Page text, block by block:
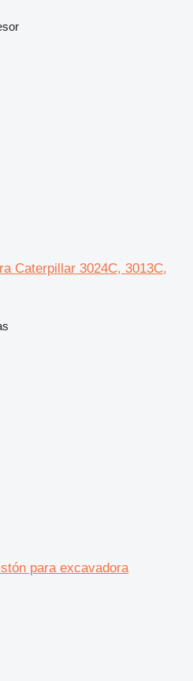
Caterpillar 3024C, 3013C,
para excavadora